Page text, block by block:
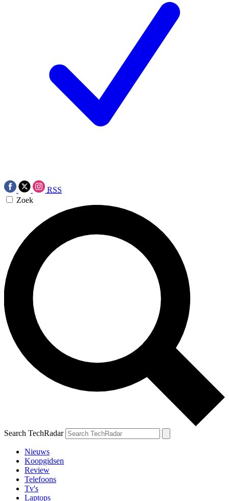
RSS
Zoek
Search TechRadar
Nieuws
Koopgidsen
Review
Telefoons
Tv's
Laptops